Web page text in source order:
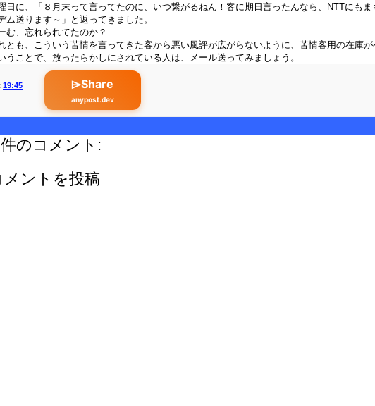
日に、「８月末って言ってたのに、いつ繋がるねん！客に期日言ったんなら、NTTにも
ム送ります～」と返ってきました。
む、忘れられてたのか？
とも、こういう苦情を言ってきた客から悪い風評が広がらないように、苦情客用の在庫
うことで、放ったらかしにされている人は、メール送ってみましょう。
19:45 ⌲Share
anypost.dev
のコメント:
メントを投稿